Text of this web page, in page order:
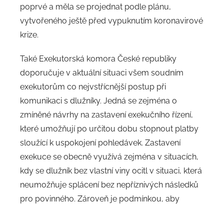
poprvé a měla se projednat podle plánu,
vytvořeného ještě před vypuknutím koronavirové
krize.
Také Exekutorská komora České republiky
doporučuje v aktuální situaci všem soudním
exekutorům co nejvstřícnější postup při
komunikaci s dlužníky. Jedná se zejména o
zmíněné návrhy na zastavení exekučního řízení,
které umožňují po určitou dobu stopnout platby
sloužící k uspokojení pohledávek. Zastavení
exekuce se obecně využívá zejména v situacích,
kdy se dlužník bez vlastní viny ocitl v situaci, která
neumožňuje splácení bez nepříznivých následků
pro povinného. Zároveň je podmínkou, aby